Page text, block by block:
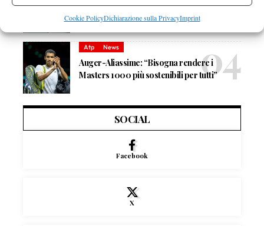
Cookie PolicyDichiarazione sulla PrivacyImprint
Panama: il racconto di Diego De Vecchis tra
Atp News
Auger-Aliassime: “Bisogna rendere i
Masters 1000 più sostenibili per tutti”
SOCIAL
Facebook
X